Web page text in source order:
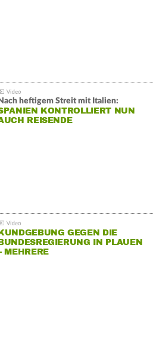
Nach heftigem Streit mit Italien:
KONTROLLIERT NUN
REISENDE
GEGEN DIE
IN PLAUEN
MEHRERE